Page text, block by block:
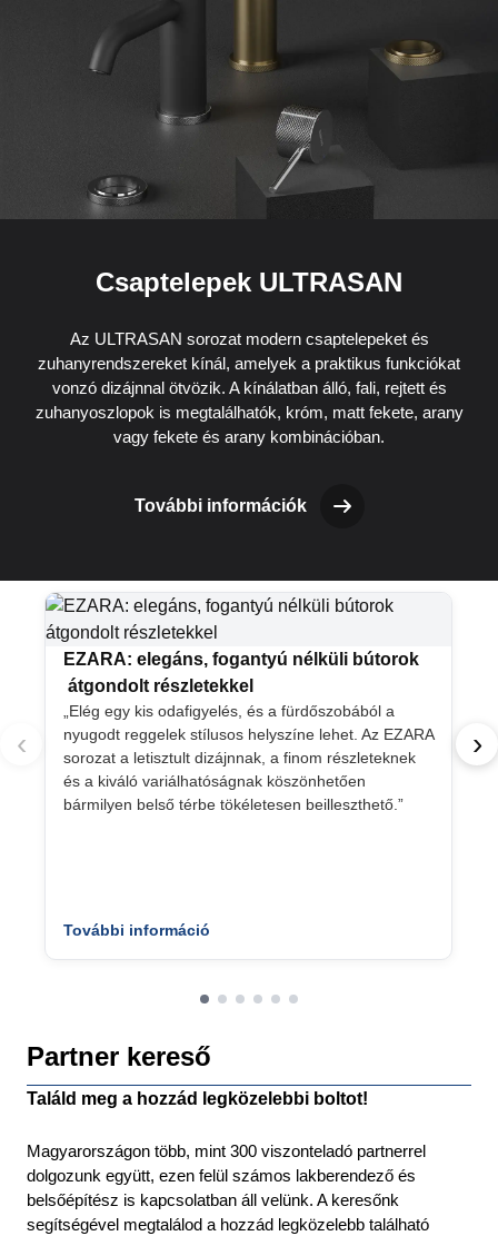
Csaptelepek ULTRASAN
Az ULTRASAN sorozat modern csaptelepeket és
zuhanyrendszereket kínál, amelyek a praktikus funkciókat
vonzó dizájnnal ötvözik. A kínálatban álló, fali, rejtett és
zuhanyoszlopok is megtalálhatók, króm, matt fekete, arany
vagy fekete és arany kombinációban.
További információk
EZARA: elegáns, fogantyú nélküli bútorok
átgondolt részletekkel
„Elég egy kis odafigyelés, és a fürdőszobából a
nyugodt reggelek stílusos helyszíne lehet. Az EZARA
sorozat a letisztult dizájnnak, a finom részleteknek
és a kiváló variálhatóságnak köszönhetően
bármilyen belső térbe tökéletesen beilleszthető.”
További információ
‹ ›
Partner kereső
Találd meg a hozzád legközelebbi boltot!
Magyarországon több, mint 300 viszonteladó partnerrel
dolgozunk együtt, ezen felül számos lakberendező és
belsőépítész is kapcsolatban áll velünk. A keresőnk
segítségével megtalálod a hozzád legközelebb található